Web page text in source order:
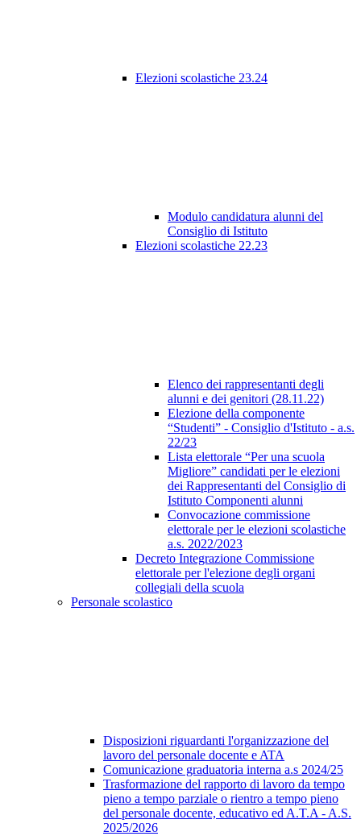
Elezioni scolastiche 23.24
Modulo candidatura alunni del
Consiglio di Istituto
Elezioni scolastiche 22.23
Elenco dei rappresentanti degli
alunni e dei genitori (28.11.22)
Elezione della componente
“Studenti” - Consiglio d'Istituto - a.s.
22/23
Lista elettorale “Per una scuola
Migliore” candidati per le elezioni
dei Rappresentanti del Consiglio di
Istituto Componenti alunni
Convocazione commissione
elettorale per le elezioni scolastiche
a.s. 2022/2023
Decreto Integrazione Commissione
elettorale per l'elezione degli organi
collegiali della scuola
Personale scolastico
Disposizioni riguardanti l'organizzazione del
lavoro del personale docente e ATA
Comunicazione graduatoria interna a.s 2024/25
Trasformazione del rapporto di lavoro da tempo
pieno a tempo parziale o rientro a tempo pieno
del personale docente, educativo ed A.T.A - A.S.
2025/2026